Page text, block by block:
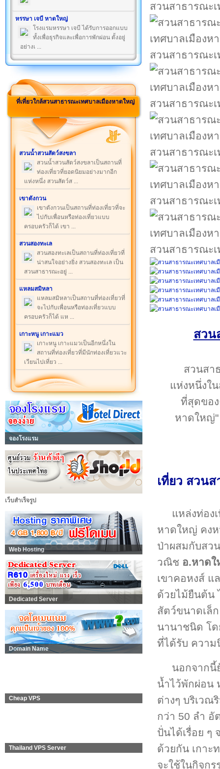
หรรษา เจบี หาดใหญ่
โรงแรมหรรษา เจบี ได้รับการออกแบบ
ทั้งเพื่อธุรกิจและเพื่อการพักผ่อน ตั้งอยู่
อย่างเ ...
ที่เที่ยวใกล้สวนสาธารณะเทศบาลเมืองหาดใหญ่
สวนน้ำสวนสัตว์สงขลา
สวนน้ำสวนสัตว์สงขลาเป็นสถานที่
ท่องเที่ยวที่ยอดนิยมอย่างมากอีก
แห่งหนึ่ง สวนสัตว์ส ...
เขาตังกวน
เขาตังกวนเป็นสถานที่ท่องเที่ยวที่จะ
ไปกับเพื่อนหรือท่องเที่ยวแบบ
ครอบครัวก็ได้ เขา ...
สวนสองทะเล
สวนสองทะเลเป็นสถานที่ท่องเที่ยวที่
น่าสนใจอย่างยิ่ง สวนสองทะเล เป็น
สวนสาธารณะอยู่ ...
แหลมสมิหลา
แหลมสมิหลาเป็นสถานที่ท่องเที่ยวที่
จะไปกับเพื่อนหรือท่องเที่ยวแบบ
ครอบครัวก็ได้ แห ...
เกาะหนู เกาะแมว
เกาะหนู เกาะแมวเป็นอีกหนึ่งใน
สถานที่ท่องเที่ยวที่มีนักท่องเที่ยวแวะ
เวียนไปเที่ยว ...
จองโรงแรม
เว็บสำเร็จรูป
Web Hosting
Dedicated Server
Domain Name
Cheap VPS
Thailand VPS Server
สวนสาธารณะ
สวนสาธารณะ
สวนสาธารณะ
สวนสาธารณะ
สวนสาธารณะ
สวนสาธารณะ
สวน
สวนสา
แห่งหนึ่งใ
ที่สุดขอ
หาดใหญ่"
เที่ยว สวน
แหล่งท่อง
หาดใหญ่ คง
ป่าผสมกับสว
วณิช อ.หาด
เขาคอหงส์ แ
ด้วยไม้ยืนต้น
สัตว์ขนาดเล็
นานาชนิด โด
ที่ได้รับ ความ
นอกจากนี้
น้ำไว้พักผ่อน
ต่างๆ บริเวณ
กว่า 50 ลำ อั
ปั่นได้เรื่อย ๆ
ด้วยกัน เกาะ
จะใช้ในกิจก